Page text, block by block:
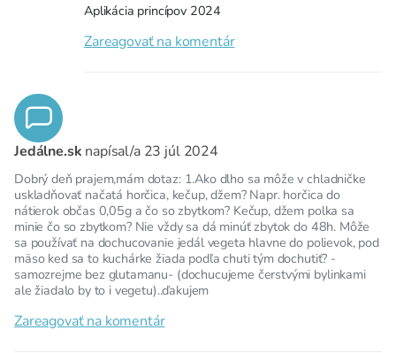
Aplikácia princípov 2024
Zareagovať na komentár
Jedálne.sk napísal/a 23 júl 2024
Dobrý deň prajem,mám dotaz: 1.Ako dlho sa môže v chladničke
uskladňovať načatá horčica, kečup, džem? Napr. horčica do
nátierok občas 0,05g a čo so zbytkom? Kečup, džem polka sa
minie čo so zbytkom? Nie vždy sa dá minúť zbytok do 48h. Môže
sa používať na dochucovanie jedál vegeta hlavne do polievok, pod
mäso ked sa to kuchárke žiada podľa chuti tým dochutiť? -
samozrejme bez glutamanu- (dochucujeme čerstvými bylinkami
ale žiadalo by to i vegetu)..ďakujem
Zareagovať na komentár